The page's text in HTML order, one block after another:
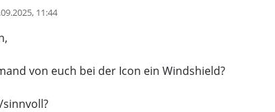
11:44
von euch bei der Icon ein Windshield?